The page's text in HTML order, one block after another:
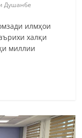
Душанбе
илмҳои
халқи
миллии